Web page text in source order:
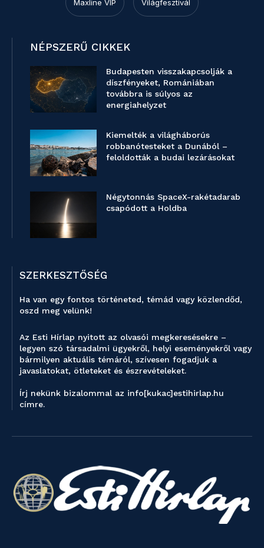
Maxline VIP Világfesztivál
NÉPSZERŰ CIKKEK
Budapesten visszakapcsolják a
díszfényeket, Romániában
továbbra is súlyos az
energiahelyzet
Kiemelték a világháborús
robbanótesteket a Dunából –
feloldották a budai lezárásokat
Négytonnás SpaceX-rakétadarab
csapódott a Holdba
SZERKESZTŐSÉG
Ha van egy fontos történeted, témád vagy közlendőd,
oszd meg velünk!
Az Esti Hírlap nyitott az olvasói megkeresésekre –
legyen szó társadalmi ügyekről, helyi eseményekről vagy
bármilyen aktuális témáról, szívesen fogadjuk a
javaslatokat, ötleteket és észrevételeket.
Írj nekünk bizalommal az info[kukac]estihirlap.hu
címre.